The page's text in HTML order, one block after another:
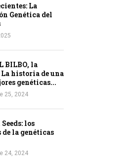
La
Genética del
BILBO, la
historia de una
genéticas...
25, 2024
los
de la genéticas
24, 2024